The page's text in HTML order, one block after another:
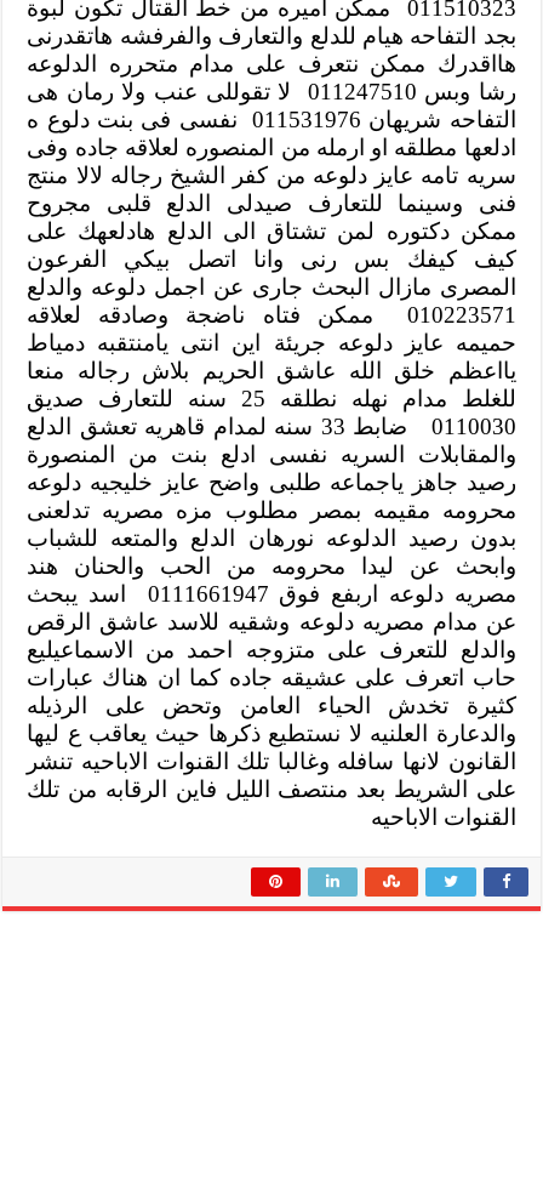
011510323 ممكن اميره من خط القتال تكون لبوة
بجد التفاحه هيام للدلع والتعارف والفرفشه هاتقدرنى
هااقدرك ممكن نتعرف على مدام متحرره الدلوعه
رشا وبس 011247510 لا تقوللى عنب ولا رمان هى
التفاحه شريهان 011531976 نفسى فى بنت دلوع ه
ادلعها مطلقه او ارمله من المنصوره لعلاقه جاده وفى
سريه تامه عايز دلوعه من كفر الشيخ رجاله لالا منتج
فنى وسينما للتعارف صيدلى الدلع قلبى مجروح
ممكن دكتوره لمن تشتاق الى الدلع هادلعهك على
كيف كيفك بس رنى وانا اتصل بيكي الفرعون
المصرى مازال البحث جارى عن اجمل دلوعه والدلع
010223571 ممكن فتاه ناضجة وصادقه لعلاقه
حميمه عايز دلوعه جريئة اين انتى يامنتقبه دمياط
يااعظم خلق الله عاشق الحريم بلاش رجاله منعا
للغلط مدام نهله نطلقه 25 سنه للتعارف صديق
0110030 ضابط 33 سنه لمدام قاهريه تعشق الدلع
والمقابلات السريه نفسى ادلع بنت من المنصورة
رصيد جاهز ياجماعه طلبى واضح عايز خليجيه دلوعه
محرومه مقيمه بمصر مطلوب مزه مصريه تدلعنى
بدون رصيد الدلوعه نورهان الدلع والمتعه للشباب
وابحث عن ليدا محرومه من الحب والحنان هند
مصريه دلوعه اربفع فوق 0111661947 اسد يبحث
عن مدام مصريه دلوعه وشقيه للاسد عاشق الرقص
والدلع للتعرف على متزوجه احمد من الاسماعيليع
حاب اتعرف على عشيقه جاده كما ان هناك عبارات
كثيرة تخدش الحياء العامن وتحض على الرذيله
والدعارة العلنيه لا نستطيع ذكرها حيث يعاقب ع ليها
القانون لانها سافله وغالبا تلك القنوات الاباحيه تنشر
على الشريط بعد منتصف الليل فاين الرقابه من تلك
القنوات الاباحيه